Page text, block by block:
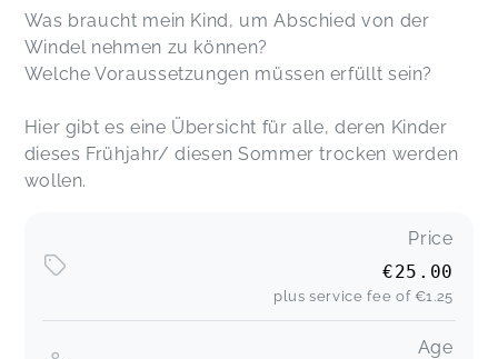
Was braucht mein Kind, um Abschied von der
Windel nehmen zu können?
Welche Voraussetzungen müssen erfüllt sein?
Hier gibt es eine Übersicht für alle, deren Kinder
dieses Frühjahr/ diesen Sommer trocken werden
wollen.
Price
€25.00
plus service fee of €1.25
Age